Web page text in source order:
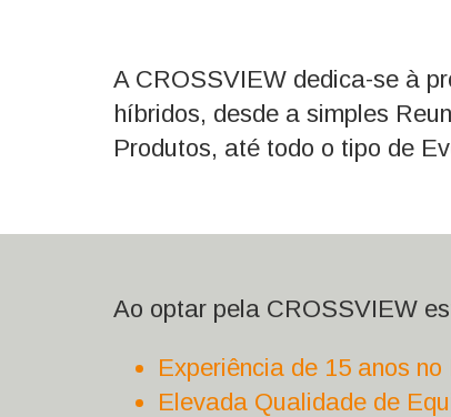
A CROSSVIEW dedica-se à
híbridos, desde a simples
Produtos, até todo o tipo de
Ao optar pela CROSSVIEW
Experiência de 15 anos
Elevada Qualidade de